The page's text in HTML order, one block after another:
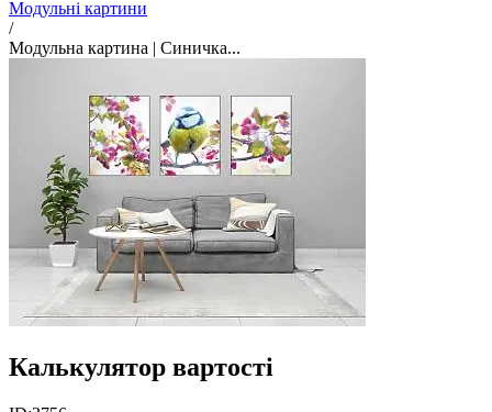
Модульні картини
/
Модульна картина | Синичка...
Калькулятор вартості